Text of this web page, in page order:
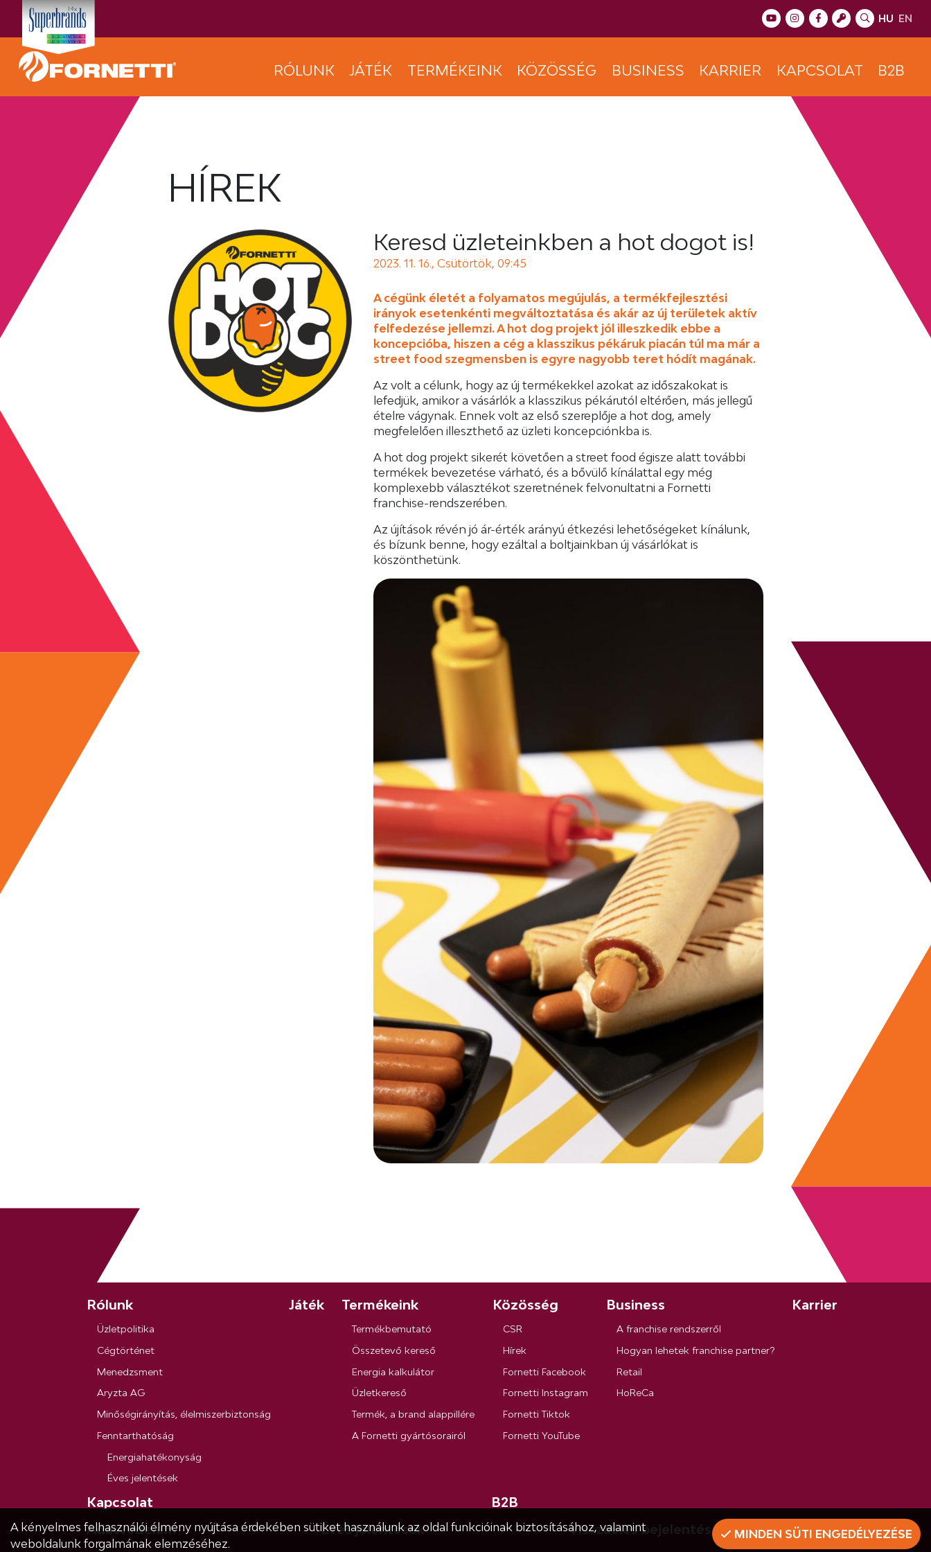
HU EN
RÓLUNK JÁTÉK TERMÉKEINK KÖZÖSSÉG BUSINESS KARRIER KAPCSOLAT B2B
HÍREK
Keresd üzleteinkben a hot dogot is!
2023. 11. 16., Csütörtök, 09:45
A cégünk életét a folyamatos megújulás, a termékfejlesztési
irányok esetenkénti megváltoztatása és akár az új területek aktív
felfedezése jellemzi. A hot dog projekt jól illeszkedik ebbe a
koncepcióba, hiszen a cég a klasszikus pékáruk piacán túl ma már a
street food szegmensben is egyre nagyobb teret hódít magának.
Az volt a célunk, hogy az új termékekkel azokat az időszakokat is
lefedjük, amikor a vásárlók a klasszikus pékárutól eltérően, más jellegű
ételre vágynak. Ennek volt az első szereplője a hot dog, amely
megfelelően illeszthető az üzleti koncepciónkba is.
A hot dog projekt sikerét követően a street food égisze alatt további
termékek bevezetése várható, és a bővülő kínálattal egy még
komplexebb választékot szeretnének felvonultatni a Fornetti
franchise-rendszerében.
Az újítások révén jó ár-érték arányú étkezési lehetőségeket kínálunk,
és bízunk benne, hogy ezáltal a boltjainkban új vásárlókat is
köszönthetünk.
Rólunk
Üzletpolitika
Cégtörténet
Menedzsment
Aryzta AG
Minőségirányítás, élelmiszerbiztonság
Fenntarthatóság
Energiahatékonyság
Éves jelentések
Játék Termékeink
Termékbemutató
Összetevő kereső
Energia kalkulátor
Üzletkereső
Termék, a brand alappillére
A Fornetti gyártósorairól
Közösség
CSR
Hírek
Fornetti Facebook
Fornetti Instagram
Fornetti Tiktok
Fornetti YouTube
Business
A franchise rendszerről
Hogyan lehetek franchise partner?
Retail
HoReCa
Karrier
Kapcsolat
B2B
Adatvédelem
Éves jelentések Visszaélés bejelentés MINDEN SÜTI ENGEDÉLYEZÉSE
A kényelmes felhasználói élmény nyújtása érdekében sütiket használunk az oldal funkcióinak biztosításához, valamint
weboldalunk forgalmának elemzéséhez.